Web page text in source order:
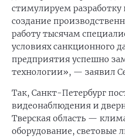
стимулируем
создание
работу тысячам
условиях санкционного
предприятия успешно
технологии», — заявил
Так, Санкт-Петербург
видеонаблюдения и
Тверская область —
оборудование, световые